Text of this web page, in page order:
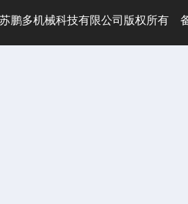
鹏多机械科技有限公司版权所有